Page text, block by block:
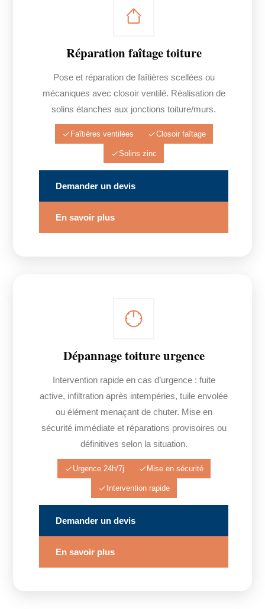
Réparation faîtage toiture
Pose et réparation de faîtières scellées ou
mécaniques avec closoir ventilé. Réalisation de
solins étanches aux jonctions toiture/murs.
Faîtières ventilées Closoir faîtage
Solins zinc
Demander un devis
En savoir plus
Dépannage toiture urgence
Intervention rapide en cas d’urgence : fuite
active, infiltration après intempéries, tuile envolée
ou élément menaçant de chuter. Mise en
sécurité immédiate et réparations provisoires ou
définitives selon la situation.
Urgence 24h/7j Mise en sécurité
Intervention rapide
Demander un devis
En savoir plus